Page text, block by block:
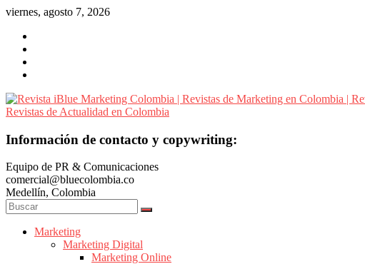
Saltar
contenido
viernes, agosto 7, 2026
Revista
Marketing
Colombia
|
Revistas
Marketing
Información de contacto y copywriting:
Equipo de PR & Comunicaciones
comercial@bluecolombia.co
Medellín, Colombia
Marketing
Marketing Digital
Marketing Online